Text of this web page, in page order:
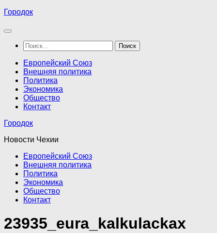
Перейти
содержимому
Городок
Найти:
Европейский Союз
Внешняя политика
Политика
Экономика
Общество
Контакт
Городок
Новости Чехии
Европейский Союз
Внешняя политика
Политика
Экономика
Общество
Контакт
23935_eura_kalkulackax